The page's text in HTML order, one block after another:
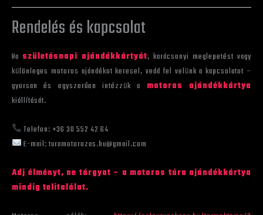
Rendelés és kapcsolat
Ha születésnapi ajándékkártyát, karácsonyi meglepetést vagy
különleges motoros ajándékot keresel, vedd fel velünk a kapcsolatot –
gyorsan és egyszerűen intézzük a motoros ajándékkártya
kiállítását.
Telefon: +36 30 552 42 64
E-mail: turamotorozas.hu@gmail.com
Adj élményt, ne tárgyat – a motoros túra ajándékkártya
mindig telitalálat.